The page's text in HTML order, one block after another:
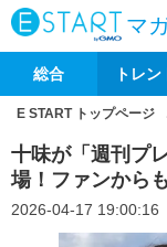
マ
総合 トレン
E START トップページ
十味が「週刊プ
場！ファンから
2026-04-17 19:00:16